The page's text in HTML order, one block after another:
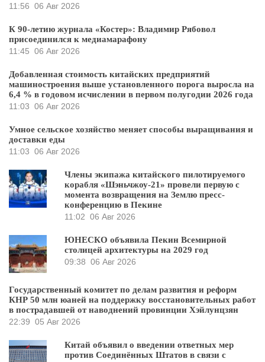
11:56 06 Авг 2026
К 90-летию журнала «Костер»: Владимир Рябовол
присоединился к медиамарафону
11:45 06 Авг 2026
Добавленная стоимость китайских предприятий
машиностроения выше установленного порога выросла на
6,4 % в годовом исчислении в первом полугодии 2026 года
11:03 06 Авг 2026
Умное сельское хозяйство меняет способы выращивания и
доставки еды
11:03 06 Авг 2026
Члены экипажа китайского пилотируемого
корабля «Шэньчжоу-21» провели первую с
момента возвращения на Землю пресс-
конференцию в Пекине
11:02 06 Авг 2026
ЮНЕСКО объявила Пекин Всемирной
столицей архитектуры на 2029 год
09:38 06 Авг 2026
Государственный комитет по делам развития и реформ
КНР 50 млн юаней на поддержку восстановительных работ
в пострадавшей от наводнений провинции Хэйлунцзян
22:39 05 Авг 2026
Китай объявил о введении ответных мер
против Соединённых Штатов в связи с